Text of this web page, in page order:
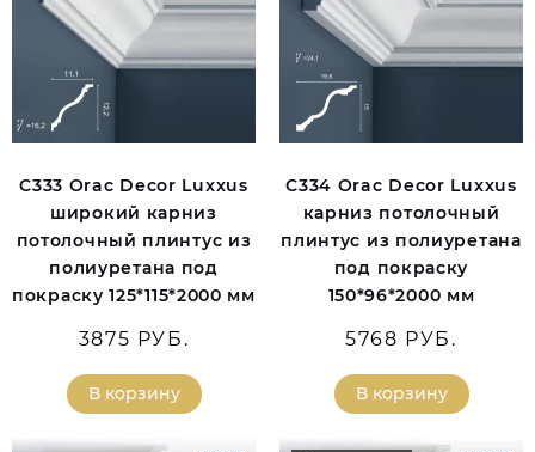
C333 Orac Decor Luxxus
широкий карниз
потолочный плинтус из
полиуретана под
покраску 125*115*2000 мм
3875 РУБ.
В корзину
C334 Orac Decor Luxxus
карниз потолочный
плинтус из полиуретана
под покраску
150*96*2000 мм
5768 РУБ.
В корзину